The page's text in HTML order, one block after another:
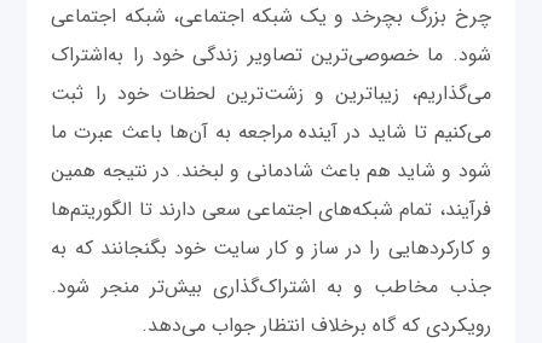
چرخ بزرگ بچرخد و یک شبکه اجتماعی، شبکه اجتماعی
شود. ما خصوصی‌ترین تصاویر زندگی خود را به‌اشتراک
می‌گذاریم، زیباترین و زشت‌ترین لحظات خود را ثبت
می‌کنیم تا شاید در آینده مراجعه به آن‌ها باعث عبرت ما
شود و شاید هم باعث شادمانی و لبخند. در نتیجه همین
فرآیند، تمام شبکه‌های اجتماعی سعی دارند تا الگوریتم‌ها
و کارکردهایی را در ساز و کار سایت خود بگنجانند که به
جذب مخاطب و به اشتراک‌گذاری بیش‌تر منجر شود.
رویکردی که گاه برخلاف انتظار جواب می‌دهد.